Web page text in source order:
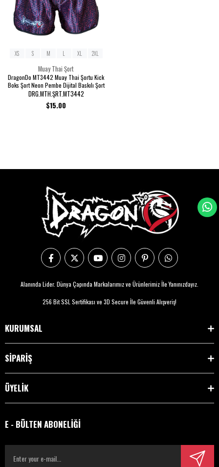
Muay Thai Şort
DragonDo MT3442 Muay Thai Şortu Kick
Boks Şort Neon Pembe Dijital Baskılı Şort
DRG.MTH.ŞRT.MT3442
$15.00
XS S M L XL 2XL
Alanında Lider. Dünya Çapında Markalarımız ve Ürünlerimiz İle Yanınızdayız.
256 Bit SSL Sertifikası ve 3D Secure İle Güvenli Alışveriş!
KURUMSAL
SİPARİŞ
ÜYELİK
E - BÜLTEN ABONELİĞİ